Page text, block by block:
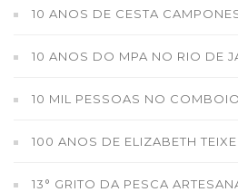
10 ANOS DE CESTA
10 ANOS DO MPA NO RIO DE
10 MIL PESSOAS NO
100 ANOS DE ELIZABETH
13° GRITO DA PESCA